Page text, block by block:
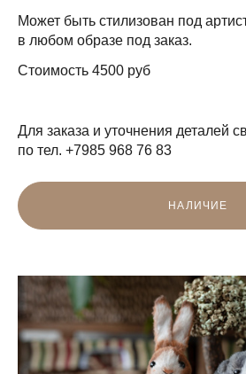
Может быть стилизован под
в любом образе под заказ.
Стоимость 4500 руб
Для заказа и уточнения деталей
по тел. +7985 968 76 83
НАЛИЧИЕ